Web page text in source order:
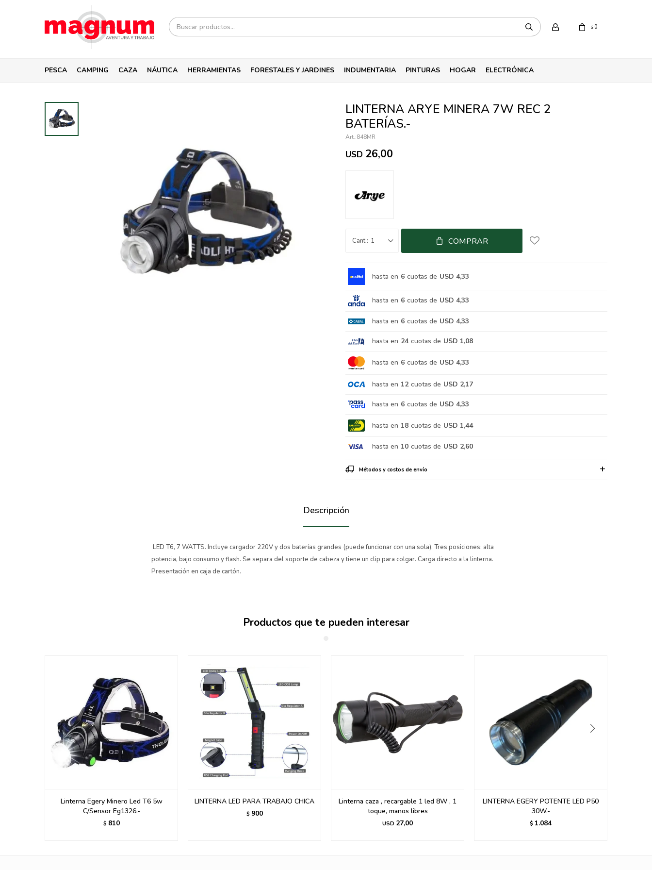
PESCA CAMPING CAZA NÁUTICA HERRAMIENTAS FORESTALES Y JARDINES INDUMENTARIA PINTURAS HOGAR ELECTRÓNICA
$ 0
LINTERNA ARYE MINERA 7W REC 2
BATERÍAS.-
848MR
USD 26,00
1 COMPRAR
hasta en 6 cuotas de USD 4,33
hasta en 6 cuotas de USD 4,33
hasta en 6 cuotas de USD 4,33
hasta en 24 cuotas de USD 1,08
hasta en 6 cuotas de USD 4,33
hasta en 12 cuotas de USD 2,17
hasta en 6 cuotas de USD 4,33
hasta en 18 cuotas de USD 1,44
hasta en 10 cuotas de USD 2,60
Métodos y costos de envío
Descripción
LED T6, 7 WATTS. Incluye cargador 220V y dos baterías grandes (puede funcionar con una sola). Tres posiciones: alta
potencia, bajo consumo y flash. Se separa del soporte de cabeza y tiene un clip para colgar. Carga directo a la linterna.
Presentación en caja de cartón.
Productos que te pueden interesar
Linterna Egery Minero Led T6 5w
C/Sensor Eg1326.-
$ 810
LINTERNA LED PARA TRABAJO CHICA
$ 900
Linterna caza , recargable 1 led 8W , 1
toque, manos libres
USD 27,00
LINTERNA EGERY POTENTE LED P50
30W.-
$ 1.084